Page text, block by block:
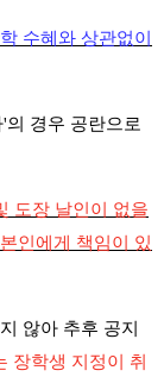
수혜와 상관없이
경우 공란으로
도장 날인이 없을
인에게 책임이 있
않아 추후 공지
장학생 지정이 취